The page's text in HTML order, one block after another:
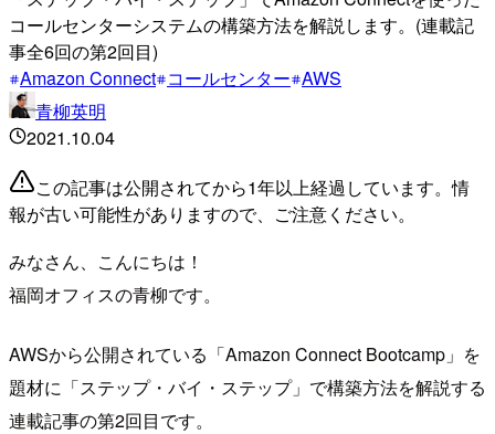
コールセンターシステムの構築方法を解説します。(連載記
事全6回の第2回目)
Amazon Connect コールセンター AWS
青柳英明
2021.10.04
この記事は公開されてから1年以上経過しています。情
報が古い可能性がありますので、ご注意ください。
みなさん、こんにちは！
福岡オフィスの青柳です。
AWSから公開されている「Amazon Connect Bootcamp」を
題材に「ステップ・バイ・ステップ」で構築方法を解説する
連載記事の第2回目です。